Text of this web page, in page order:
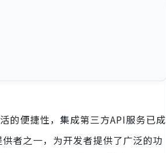
的便捷性，集成第三方API服务已成
者之一，为开发者提供了广泛的功